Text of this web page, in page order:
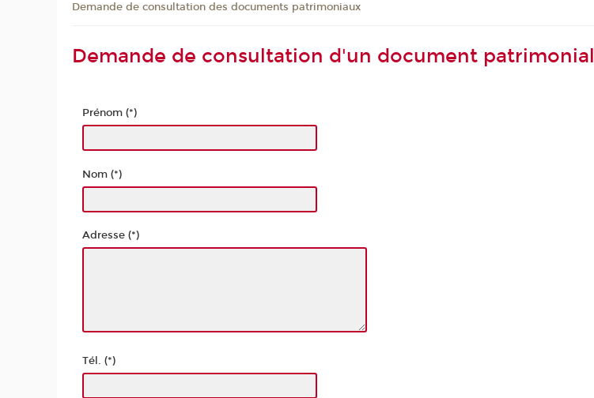
Demande de consultation des documents patrimoniaux
Demande de consultation d'un document patrimonial
Prénom (*)
Nom (*)
Adresse (*)
Tél. (*)